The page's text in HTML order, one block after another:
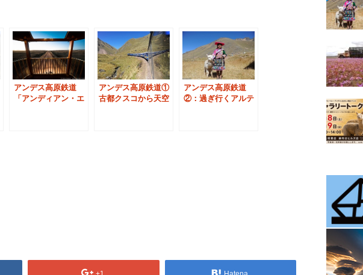
アンデス高原鉄道
「アンディアン・エ
アンデス高原鉄道①
古都クスコから天空
アンデス高原鉄道
②：過ぎ行くアルテ